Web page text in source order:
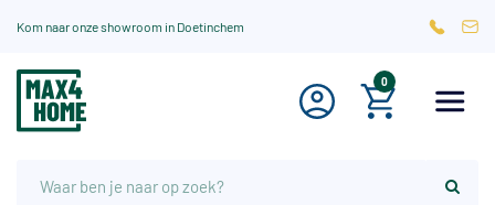
Kom naar onze showroom in Doetinchem
0